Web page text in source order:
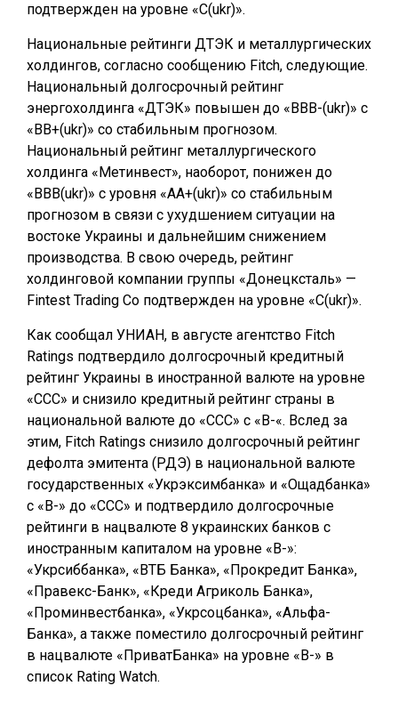
подтвержден на уровне «C(ukr)».
Национальные рейтинги ДТЭК и металлургических
холдингов, согласно сообщению Fitch, следующие.
Национальный долгосрочный рейтинг
энергохолдинга «ДТЭК» повышен до «BBB-(ukr)» с
«BB+(ukr)» со стабильным прогнозом.
Национальный рейтинг металлургического
холдинга «Метинвест», наоборот, понижен до
«BBB(ukr)» с уровня «AA+(ukr)» со стабильным
прогнозом в связи с ухудшением ситуации на
востоке Украины и дальнейшим снижением
производства. В свою очередь, рейтинг
холдинговой компании группы «Донецксталь» —
Fintest Trading Co подтвержден на уровне «C(ukr)».
Как сообщал УНИАН, в августе агентство Fitch
Ratings подтвердило долгосрочный кредитный
рейтинг Украины в иностранной валюте на уровне
«ССС» и снизило кредитный рейтинг страны в
национальной валюте до «ССС» с «В-«. Вслед за
этим, Fitch Ratings снизило долгосрочный рейтинг
дефолта эмитента (РДЭ) в национальной валюте
государственных «Укрэксимбанка» и «Ощадбанка»
с «В-» до «ССС» и подтвердило долгосрочные
рейтинги в нацвалюте 8 украинских банков с
иностранным капиталом на уровне «В-»:
«Укрсиббанка», «ВТБ Банка», «Прокредит Банка»,
«Правекс-Банк», «Креди Агриколь Банка»,
«Проминвестбанка», «Укрсоцбанка», «Альфа-
Банка», а также поместило долгосрочный рейтинг
в нацвалюте «ПриватБанка» на уровне «B-» в
список Rating Watch.